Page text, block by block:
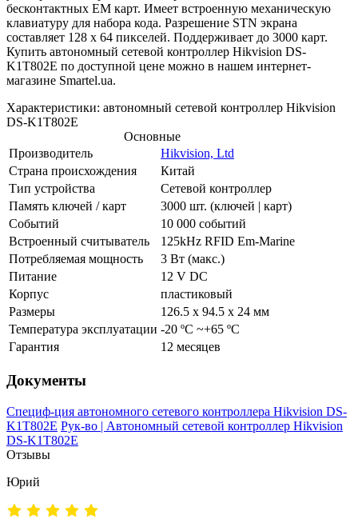
бесконтактных EM карт. Имеет встроенную механическую
клавиатуру для набора кода. Разрешение STN экрана
составляет 128 х 64 пикселей. Поддерживает до 3000 карт.
Купить автономный сетевой контроллер Hikvision DS-
K1T802E по доступной цене можно в нашем интернет-
магазине Smartel.ua.
Характеристики: автономный сетевой контроллер Hikvision
DS-K1T802E
Основные
Производитель
Hikvision, Ltd
Страна происхождения
Китай
Тип устройства
Сетевой контроллер
Память ключей / карт
3000 шт. (ключей | карт)
Событий
10 000 событий
Встроенный считыватель
125kHz RFID Em-Marine
Потребляемая мощность
3 Вт (макс.)
Питание
12 V DC
Корпус
пластиковый
Размеры
126.5 х 94.5 х 24 мм
Температура эксплуатации -20 ºC ~+65 ºC
Гарантия
12 месяцев
Документы
Специф-ция автономного сетевого контроллера Hikvision DS-
K1T802E Рук-во | Автономный сетевой контроллер Hikvision
DS-K1T802E
Отзывы
Юрий